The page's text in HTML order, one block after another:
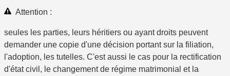
Attention :
seules les parties, leurs héritiers ou ayant droits peuvent
demander une copie d'une décision portant sur la filiation,
l'adoption, les tutelles. C'est aussi le cas pour la rectification
d'état civil, le changement de régime matrimonial et la